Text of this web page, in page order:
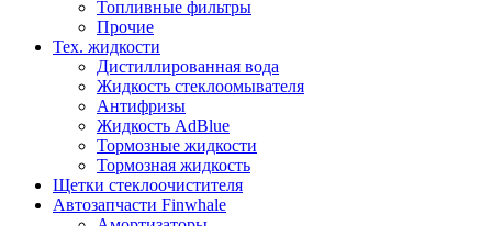
Топливные фильтры
Прочие
Тех. жидкости
Дистиллированная вода
Жидкость стеклоомывателя
Антифризы
Жидкость AdBlue
Тормозные жидкости
Тормозная жидкость
Щетки стеклоочистителя
Автозапчасти Finwhale